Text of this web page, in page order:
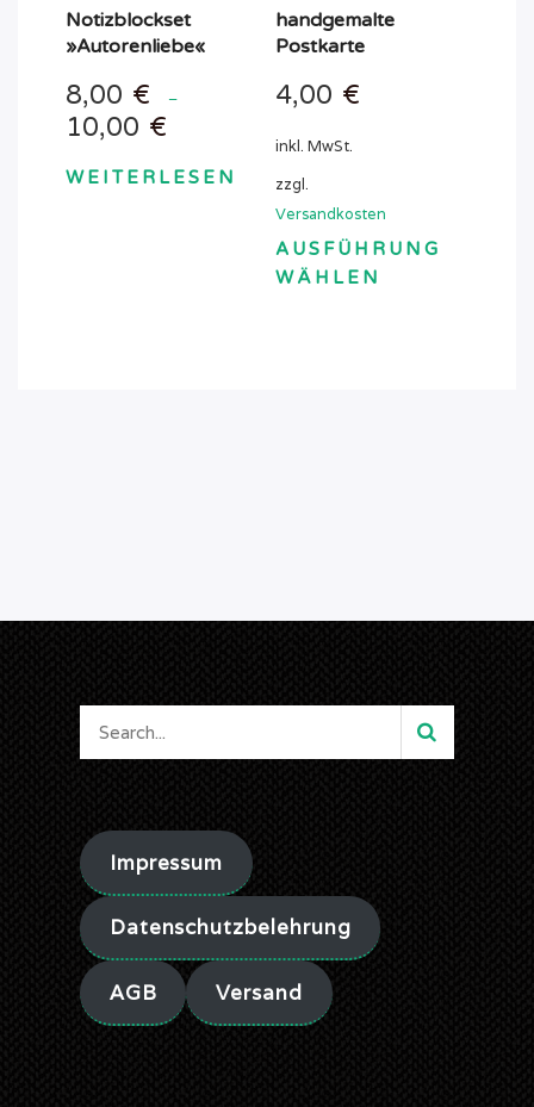
gewählt
werden
auf
der
gewählt
Notizblockset
»Autorenliebe«
8,00 € –
10,00 €
WEITERLESEN
handgemalte
Postkarte
4,00 €
inkl. MwSt.
zzgl.
Versandkosten
AUSFÜHRUNG
WÄHLEN
Impressum
Datenschutzbelehrung
AGB Versand